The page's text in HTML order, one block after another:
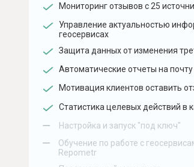
Мониторинг отзывов с 25
Управление актуальностью
геосервисах
Защита данных от изменения
Автоматические отчеты на почту
Мотивация клиентов оставить
Статистика целевых действий в
– Настройка и запуск "под ключ"
–
Обучение по работе с
Repometr